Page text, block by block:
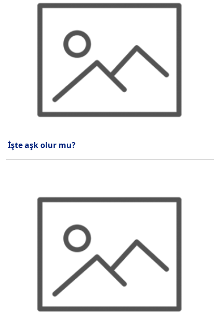
İşte aşk olur mu?